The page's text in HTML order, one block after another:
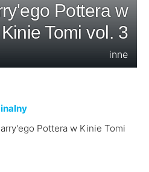
Pottera w
Kinie Tomi vol. 3
inne
Pottera w Kinie Tomi